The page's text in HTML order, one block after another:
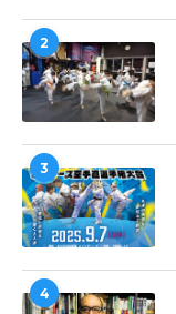
2
3
4